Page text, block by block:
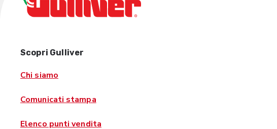
Scopri Gulliver
Chi siamo
Comunicati stampa
Elenco punti vendita